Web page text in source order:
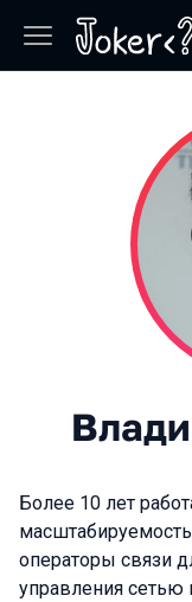
Более 10 лет
операторы связи
управления